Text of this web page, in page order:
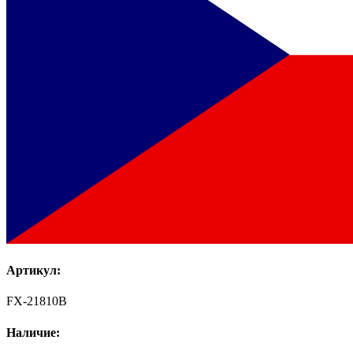
Артикул:
FX-21810B
Наличие: